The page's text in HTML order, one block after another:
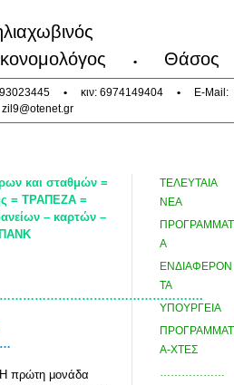
• Θάσος
• κιν: 6974149404 •
E-Mail:
zil9@otenet.gr
και σταθμών =
= ΤΡΑΠΕΖΑ =
– καρτών –
πρώτη μονάδα
ΤΕΛΕΥΤΑΙΑ
ΝΕΑ
ΠΡΟΓΡΑΜΜΑΤ
Α
ΕΝΔΙΑΦΕΡΟΝ
ΤΑ
ΥΠΟΥΡΓΕΙΑ
ΠΡΟΓΡΑΜΜΑΤ
Α-ΧΤΕΣ
………………